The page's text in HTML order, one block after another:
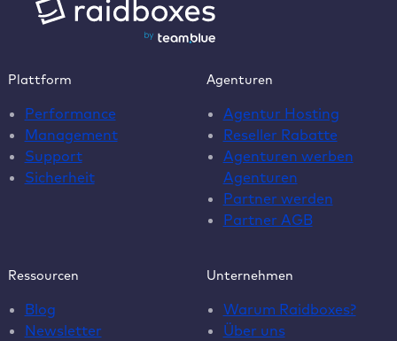
Plattform
Performance
Management
Support
Sicherheit
Agenturen
Agentur Hosting
Reseller Rabatte
Agenturen werben
Agenturen
Partner werden
Partner AGB
Ressourcen
Blog
Newsletter
Unternehmen
Warum Raidboxes?
Über uns